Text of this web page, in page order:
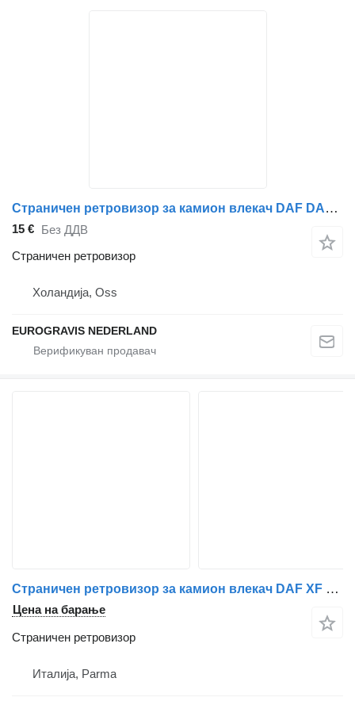
Страничен ретровизор за камион влекач DAF DAF CF,XF105
15 € Без ДДВ
Страничен ретровизор
Холандија, Oss
EUROGRAVIS NEDERLAND
Страничен ретровизор за камион влекач DAF XF 105
Цена на барање
Страничен ретровизор
Италија, Parma